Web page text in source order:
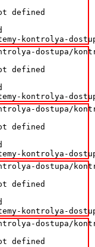
defined
kontrolya-
dostupa/
defined
kontrolya-
dostupa/
defined
kontrolya-
dostupa/
defined
kontrolya-
dostupa/
defined